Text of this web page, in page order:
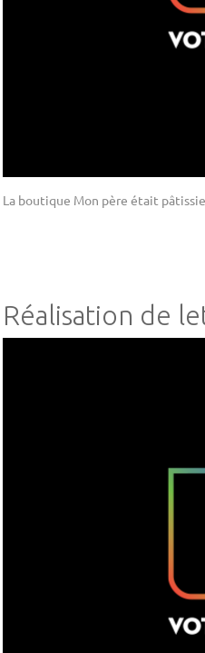
La boutique Mon père était
Réalisation de